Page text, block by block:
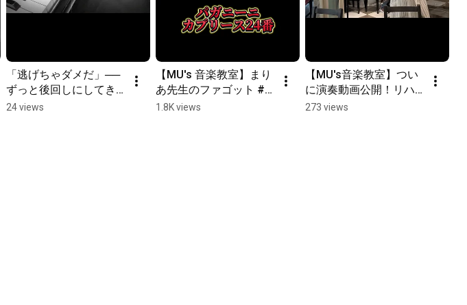
「逃げちゃダメだ」──
ずっと後回しにしてき
た夢を、今叶える。
24 views
【MU's 音楽教室】まり
あ先生のファゴット #
パガニーニ #カプリー
1.8K views
【MU's音楽教室】つい
に演奏動画公開！リハ
ーサル風景惜しみなく
273 views